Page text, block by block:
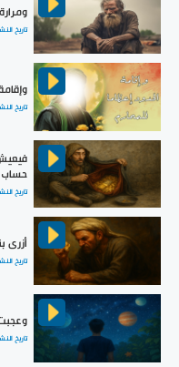
تاريخ
تاريخ
حساب
تاريخ
أزرى
تاريخ
تاريخ